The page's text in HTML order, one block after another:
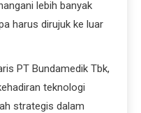
lebih banyak
harus dirujuk ke luar
PT Bundamedik Tbk,
teknologi
strategis dalam